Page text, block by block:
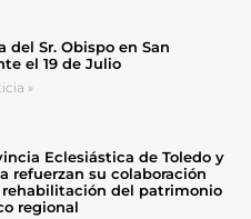
del Sr. Obispo en San
el 19 de Julio
»
Eclesiástica de Toledo y
refuerzan su colaboración
rehabilitación del patrimonio
regional